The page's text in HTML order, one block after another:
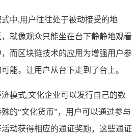
中,用户往往处于被动接受的地
就像观众只能坐在台下静静地观看
而区块链技术的应用为增强用户参
能，让用户从台下走到了台上。
模式,文化企业可以发行自己的数
的“文化货币”，用户可以通过参与
动获得相应的通证奖励，这些通证